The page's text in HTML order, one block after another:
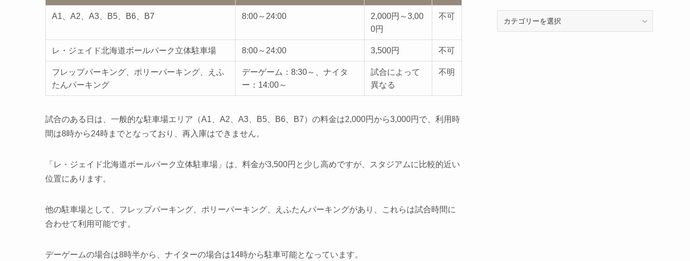
A1、A2、A3、B5、B6、B7 8:00～24:00
2,000円～3,00
0円
不可
レ・ジェイド北海道ボールパーク立体駐車場 8:00～24:00 3,500円 不可
フレップパーキング、ポリーパーキング、えふ
たんパーキング
デーゲーム：8:30～、ナイタ
ー：14:00～
試合によって
異なる
不明
試合のある日は、一般的な駐車場エリア（A1、A2、A3、B5、B6、B7）の料金は2,000円から3,000円で、利用時
間は8時から24時までとなっており、再入庫はできません。
「レ・ジェイド北海道ボールパーク立体駐車場」は、料金が3,500円と少し高めですが、スタジアムに比較的近い
位置にあります。
他の駐車場として、フレップパーキング、ポリーパーキング、えふたんパーキングがあり、これらは試合時間に
合わせて利用可能です。
デーゲームの場合は8時半から、ナイターの場合は14時から駐車可能となっています。